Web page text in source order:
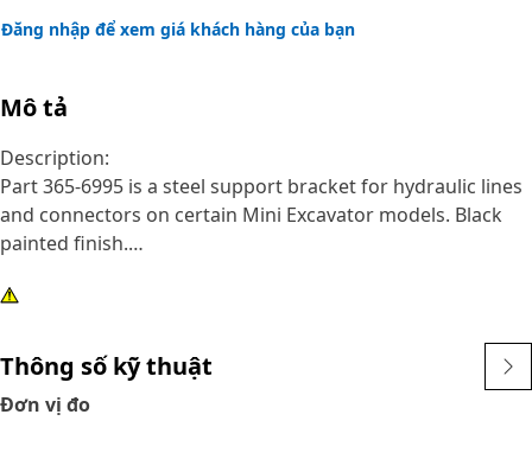
Đăng nhập để xem giá khách hàng của bạn
Mô tả
Description:
Part 365-6995 is a steel support bracket for hydraulic lines
and connectors on certain Mini Excavator models. Black
painted finish.
Attributes:
• Finish: Black
• Length: 147 mm (5.8 in)
• Width: 97 mm (3.8 in)
Thông số kỹ thuật
Đơn vị đo